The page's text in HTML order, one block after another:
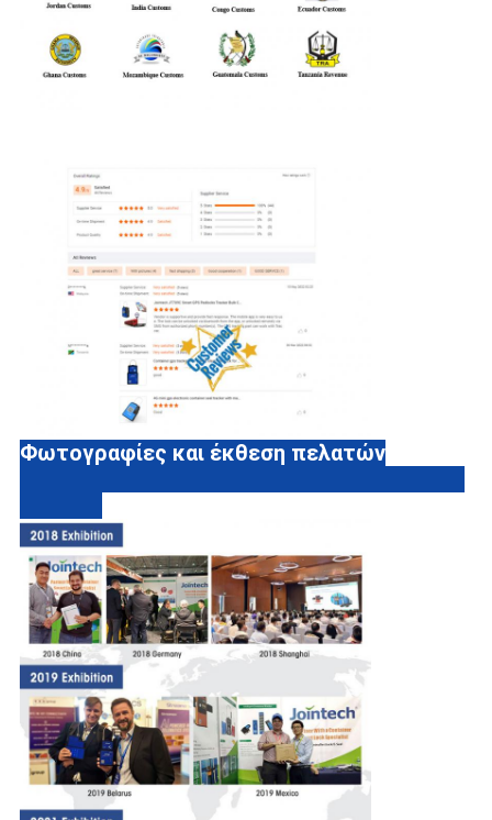
Φωτογραφίες και έκθεση πελατών